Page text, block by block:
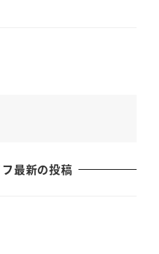
最新の投稿